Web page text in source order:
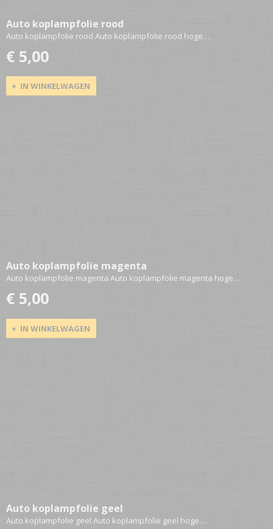
Auto koplampfolie rood
Auto koplampfolie rood Auto koplampfolie rood hoge…
€ 5,00
IN WINKELWAGEN
Auto koplampfolie magenta
Auto koplampfolie magenta Auto koplampfolie magenta hoge…
€ 5,00
IN WINKELWAGEN
Auto koplampfolie geel
Auto koplampfolie geel Auto koplampfolie geel hoge…